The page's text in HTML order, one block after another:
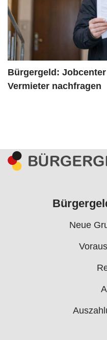
Bürgergeld:
Vermieter nachfragen
Neue